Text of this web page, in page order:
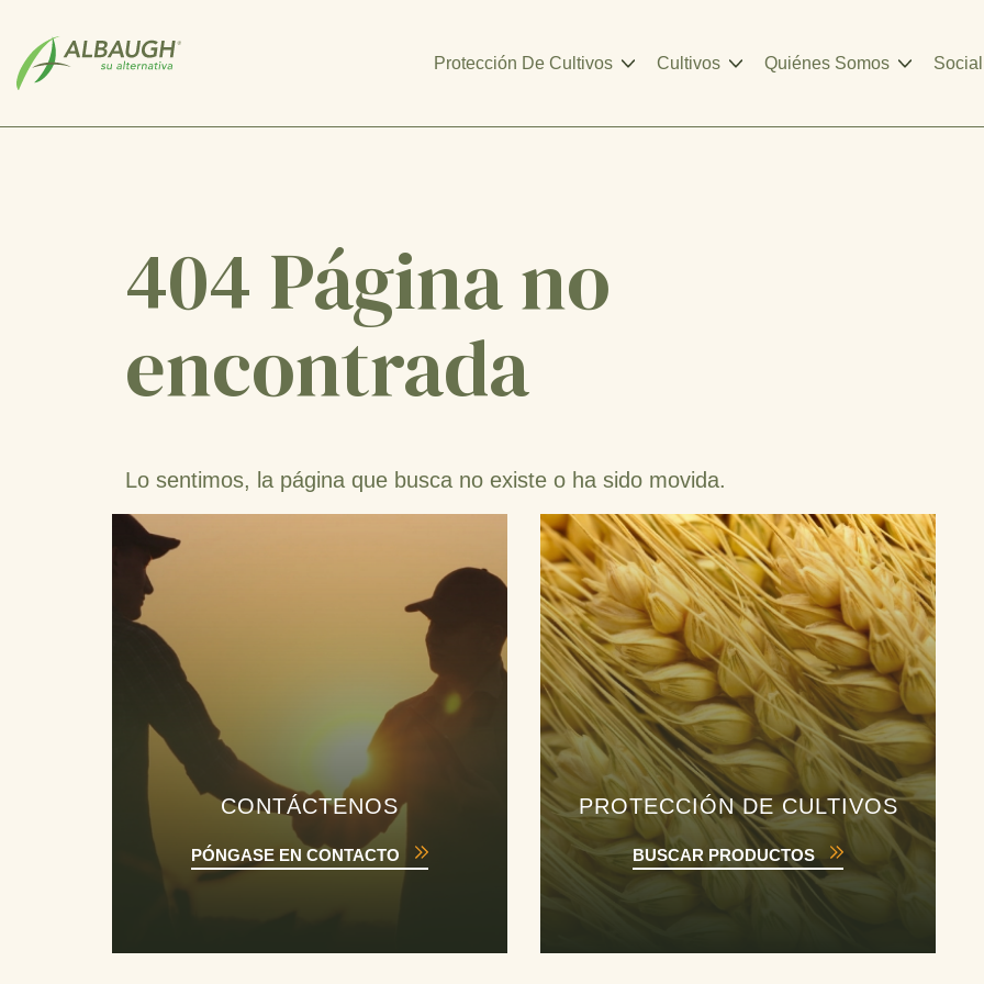
Protección De Cultivos Cultivos Quiénes Somos Social
404 Página no
encontrada
Lo sentimos, la página que busca no existe o ha sido movida.
CONTÁCTENOS
PÓNGASE EN CONTACTO
PROTECCIÓN DE CULTIVOS
BUSCAR PRODUCTOS